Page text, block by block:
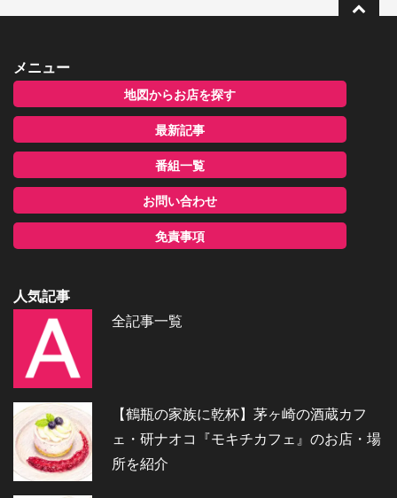
メニュー
地図からお店を探す
最新記事
番組一覧
お問い合わせ
免責事項
人気記事
全記事一覧
【鶴瓶の家族に乾杯】茅ヶ崎の酒蔵カフ
ェ・研ナオコ『モキチカフェ』のお店・場
所を紹介